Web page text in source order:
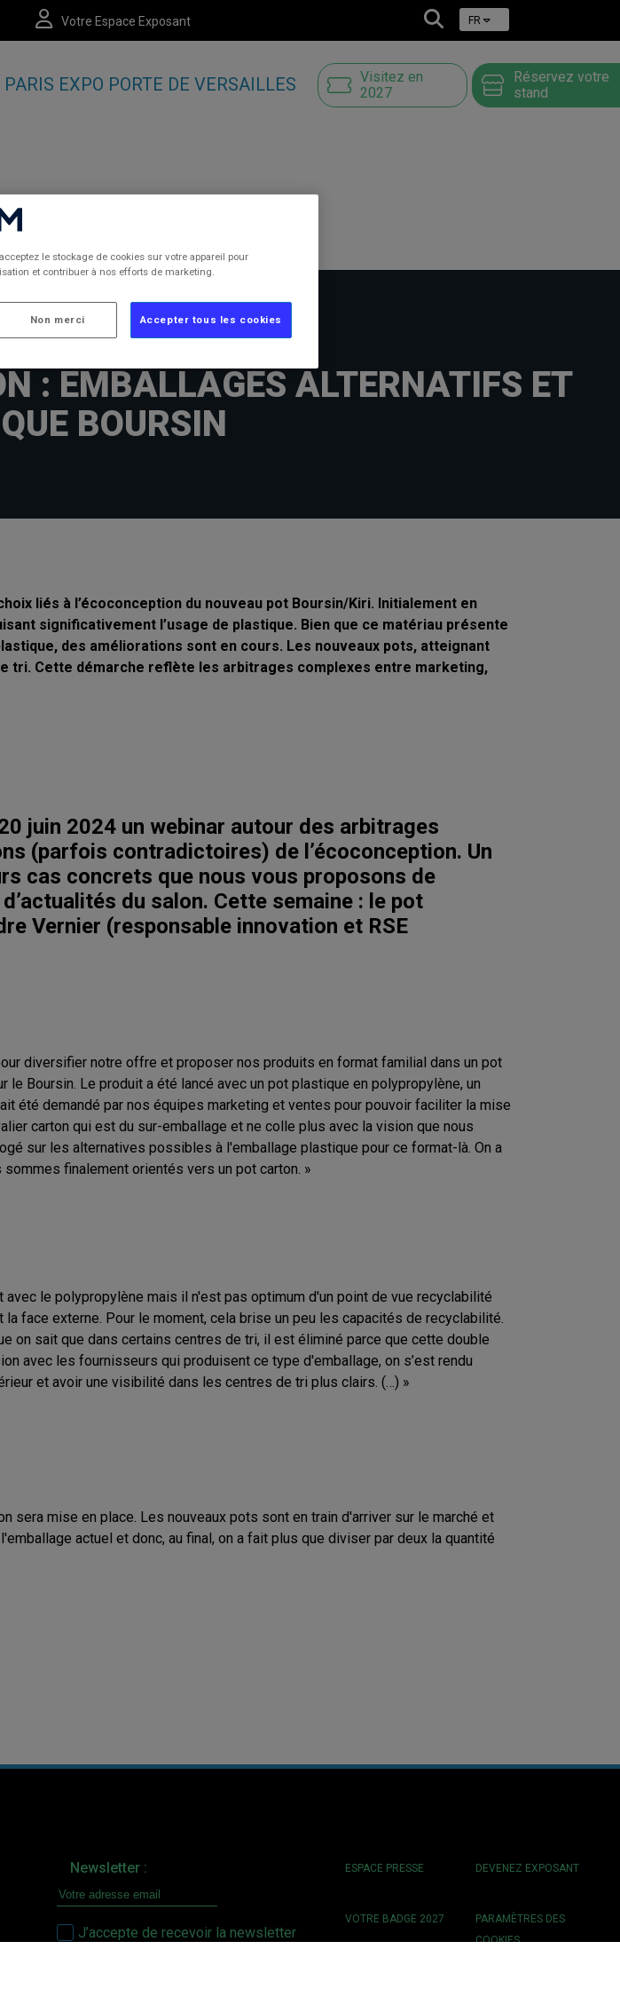
Votre Espace Exposant FR
PARIS EXPO PORTE DE VERSAILLES
Visitez en
2027
Réservez votre
stand
: EMBALLAGES ALTERNATIFS ET
BOURSIN
liés à l’écoconception du nouveau pot Boursin/Kiri. Initialement en
significativement l’usage de plastique. Bien que ce matériau présente
des améliorations sont en cours. Les nouveaux pots, atteignant
tri. Cette démarche reflète les arbitrages complexes entre marketing,
juin 2024 un webinar autour des arbitrages
(parfois contradictoires) de l’écoconception. Un
cas concrets que nous vous proposons de
du salon. Cette semaine : le pot
Vernier (responsable innovation et RSE
diversifier notre offre et proposer nos produits en format familial dans un pot
Boursin. Le produit a été lancé avec un pot plastique en polypropylène, un
été demandé par nos équipes marketing et ventes pour pouvoir faciliter la mise
carton qui est du sur-emballage et ne colle plus avec la vision que nous
sur les alternatives possibles à l'emballage plastique pour ce format-là. On a
finalement orientés vers un pot carton. »
avec le polypropylène mais il n'est pas optimum d'un point de vue recyclabilité
face externe. Pour le moment, cela brise un peu les capacités de recyclabilité.
on sait que dans certains centres de tri, il est éliminé parce que cette double
avec les fournisseurs qui produisent ce type d'emballage, on s’est rendu
et avoir une visibilité dans les centres de tri plus clairs. (…) »
sera mise en place. Les nouveaux pots sont en train d'arriver sur le marché et
actuel et donc, au final, on a fait plus que diviser par deux la quantité
Newsletter :
J’accepte de recevoir la newsletter
ESPACE PRESSE DEVENEZ EXPOSANT
VOTRE BADGE 2027
PARAMÈTRES DES
COOKIES
le stockage de cookies sur votre appareil pour
et contribuer à nos efforts de marketing.
Non merci Accepter tous les cookies